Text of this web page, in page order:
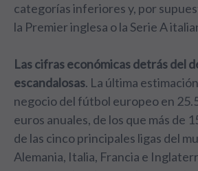
categorías inferiores y, por
la Premier inglesa o la Serie A
Las cifras económicas detrás del
escandalosas. La última
negocio del fútbol europeo en
euros anuales, de los que más de
de las cinco principales ligas del
Alemania, Italia, Francia e